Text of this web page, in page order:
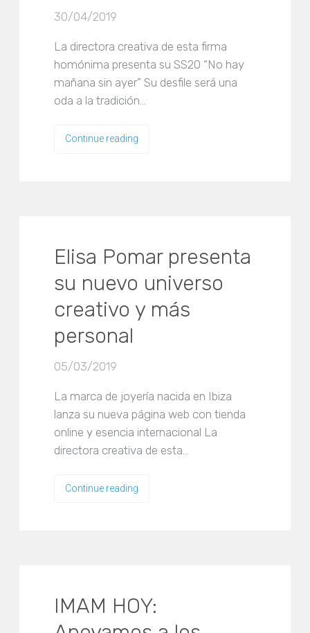
30/04/2019
La directora creativa de esta firma
homónima presenta su SS20 “No hay
mañana sin ayer” Su desfile será una
oda a la tradición…
Continue reading
Elisa Pomar presenta
su nuevo universo
creativo y más
personal
05/03/2019
La marca de joyería nacida en Ibiza
lanza su nueva página web con tienda
online y esencia internacional La
directora creativa de esta…
Continue reading
IMAM HOY: